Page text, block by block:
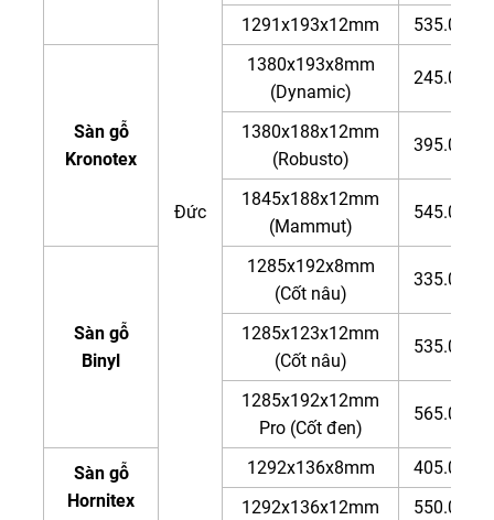
Đức
1291x193x12mm 535.000đ
Sàn gỗ
Kronotex
1380x193x8mm
(Dynamic)
245.000đ
1380x188x12mm
(Robusto)
395.000đ
1845x188x12mm
(Mammut)
545.000đ
Sàn gỗ
Binyl
1285x192x8mm
(Cốt nâu)
335.000đ
1285x123x12mm
(Cốt nâu)
535.000đ
1285x192x12mm
Pro (Cốt đen)
565.000đ
Sàn gỗ
Hornitex
1292x136x8mm
405.000đ
1292x136x12mm
550.000đ